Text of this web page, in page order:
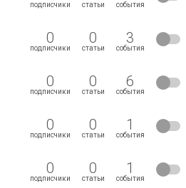
подписчики статьи события
0
подписчики
0
статьи
3
события
0
подписчики
0
статьи
6
события
0
подписчики
0
статьи
1
события
0
подписчики
0
статьи
1
события